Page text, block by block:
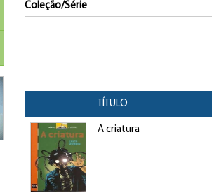
Coleção/Série
TÍTULO
A criatura